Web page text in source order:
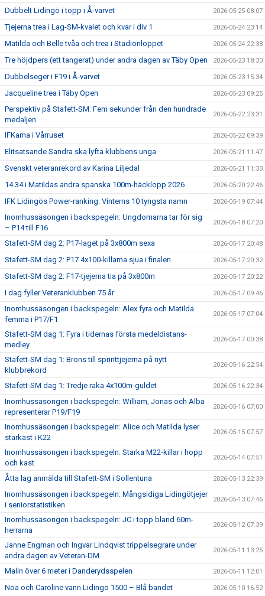
Dubbelt Lidingö i topp i Å-varvet 2026-05-25 08:07
Tjejerna trea i Lag-SM-kvalet och kvar i div 1 2026-05-24 23:14
Matilda och Belle tvåa och trea i Stadionloppet 2026-05-24 22:38
Tre höjdpers (ett tangerat) under andra dagen av Täby Open 2026-05-23 18:30
Dubbelseger i F19 i Å-varvet 2026-05-23 15:34
Jacqueline trea i Täby Open 2026-05-23 09:25
Perspektiv på Stafett-SM: Fem sekunder från den hundrade
medaljen
2026-05-22 23:31
IFKarna i Vårruset 2026-05-22 09:39
Elitsatsande Sandra ska lyfta klubbens unga 2026-05-21 11:47
Svenskt veteranrekord av Karina Liljedal 2026-05-21 11:33
14.34 i Matildas andra spanska 100m-häcklopp 2026 2026-05-20 22:46
IFK Lidingös Power-ranking: Vinterns 10 tyngsta namn 2026-05-19 07:44
Inomhussäsongen i backspegeln: Ungdomarna tar för sig
– P14 till F16
2026-05-18 07:20
Stafett-SM dag 2: P17-laget på 3x800m sexa 2026-05-17 20:48
Stafett-SM dag 2: P17 4x100-killarna sjua i finalen 2026-05-17 20:32
Stafett-SM dag 2: F17-tjejerna tia på 3x800m 2026-05-17 20:22
I dag fyller Veteranklubben 75 år 2026-05-17 09:46
Inomhussäsongen i backspegeln: Alex fyra och Matilda
femma i P17/F1
2026-05-17 07:04
Stafett-SM dag 1: Fyra i tidernas första medeldistans-
medley
2026-05-17 00:38
Stafett-SM dag 1: Brons till sprinttjejerna på nytt
klubbrekord
2026-05-16 22:54
Stafett-SM dag 1: Tredje raka 4x100m-guldet 2026-05-16 22:34
Inomhussäsongen i backspegeln: William, Jonas och Alba
representerar P19/F19
2026-05-16 07:00
Inomhussäsongen i backspegeln: Alice och Matilda lyser
starkast i K22
2026-05-15 07:57
Inomhussäsongen i backspegeln: Starka M22-killar i hopp
och kast
2026-05-14 07:51
Åtta lag anmälda till Stafett-SM i Sollentuna 2026-05-13 22:39
Inomhussäsongen i backspegeln: Mångsidiga Lidingötjejer
i seniorstatistiken
2026-05-13 07:46
Inomhussäsongen i backspegeln: JC i topp bland 60m-
herrarna
2026-05-12 07:39
Janne Engman och Ingvar Lindqvist trippelsegrare under
andra dagen av Veteran-DM
2026-05-11 13:25
Malin över 6 meter i Danderydsspelen 2026-05-11 12:01
Noa och Caroline vann Lidingö 1500 – Blå bandet 2026-05-10 16:52